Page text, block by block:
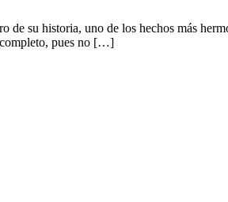
de su historia, uno de los hechos más
pues no […]